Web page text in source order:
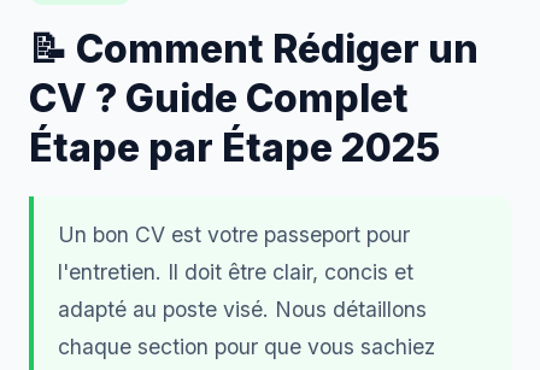
📝 Comment Rédiger un
CV ? Guide Complet
Étape par Étape 2025
Un bon CV est votre passeport pour
l'entretien. Il doit être clair, concis et
adapté au poste visé. Nous détaillons
chaque section pour que vous sachiez